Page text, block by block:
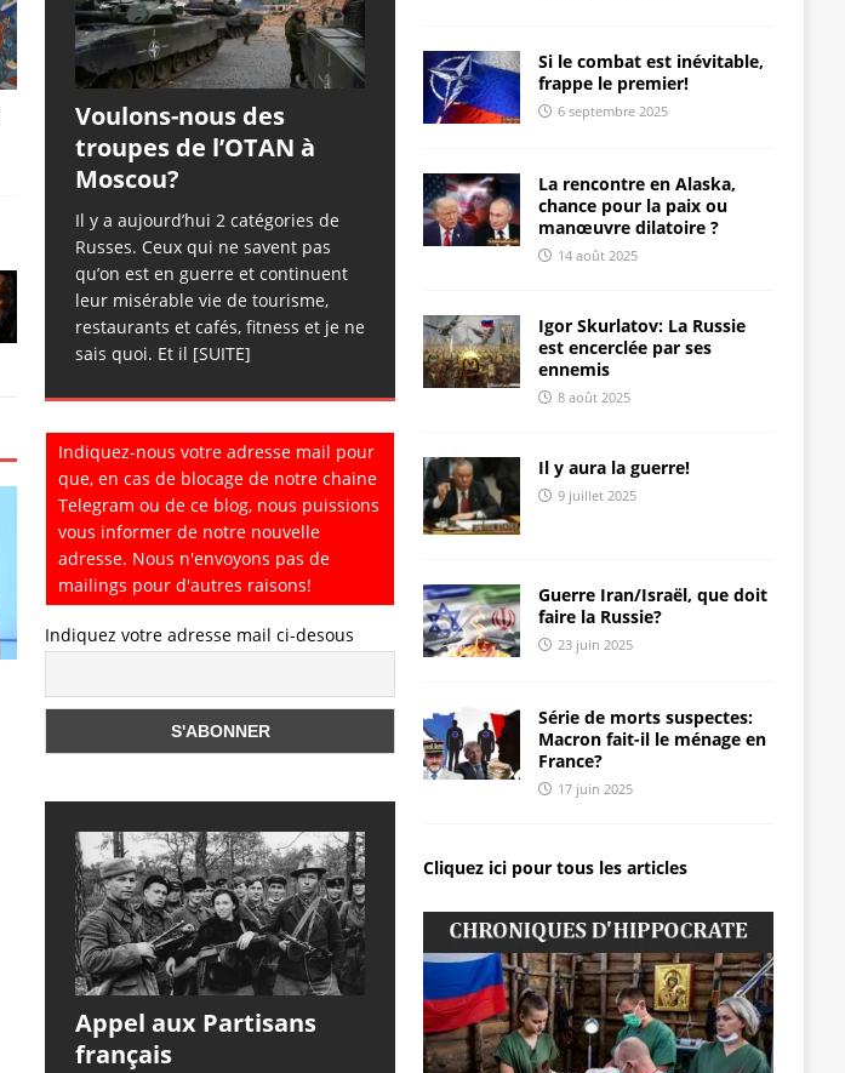
Voulons-nous des
troupes de l’OTAN à
Moscou?
Il y a aujourd’hui 2 catégories de
Russes. Ceux qui ne savent pas
qu’on est en guerre et continuent
leur misérable vie de tourisme,
restaurants et cafés, fitness et je ne
sais quoi. Et il [SUITE]
Indiquez-nous votre adresse mail pour
que, en cas de blocage de notre chaine
Telegram ou de ce blog, nous puissions
vous informer de notre nouvelle
adresse. Nous n'envoyons pas de
mailings pour d'autres raisons!
Indiquez votre adresse mail ci-desous
Appel aux Partisans
français
Si le combat est inévitable,
frappe le premier!
6 septembre 2025
La rencontre en Alaska,
chance pour la paix ou
manœuvre dilatoire ?
14 août 2025
Igor Skurlatov: La Russie
est encerclée par ses
ennemis
8 août 2025
Il y aura la guerre!
9 juillet 2025
Guerre Iran/Israël, que doit
faire la Russie?
23 juin 2025
Série de morts suspectes:
Macron fait-il le ménage en
France?
17 juin 2025
Cliquez ici pour tous les articles